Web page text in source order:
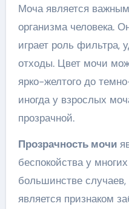
Моча является
организма человека.
играет роль фильтра,
отходы. Цвет мочи
ярко-желтого до
иногда у взрослых
прозрачной.
Прозрачность мочи
беспокойства у
большинстве
является признаком